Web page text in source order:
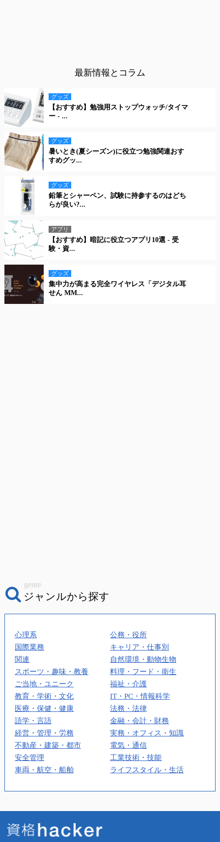
最新情報とコラム
グッズ
【おすすめ】勉強用ストップウォッチ/タイマ
ー - ...
グッズ
暑いとき(夏シーズン)に役立つ勉強関連おす
すめグッ...
グッズ
鉛筆とシャーペン、試験に持参するのはどち
らが良い?...
アプリ
【おすすめ】暗記に役立つアプリ10選 - 受
験・資...
グッズ
集中力が高まる完全ワイヤレス「デジタル耳
せん MM...
ジャンルから探す
genre
心理系
公務・役所
国際業務
キャリア・仕事別
関連
自然環境・動物生物
スポーツ・趣味・教養
料理・フード・衛生
ご当地・ユニーク
福祉・介護
教育・学術・文化
IT・PC・情報科学
医療・保健・健康
法務・法律
語学・言語
金融・会計・財務
経営・管理・労務
実務・オフィス・知識
不動産・建築・都市
電気・通信
安全管理
工業技術・技能
車両・航空・船舶
ライフスタイル・生活